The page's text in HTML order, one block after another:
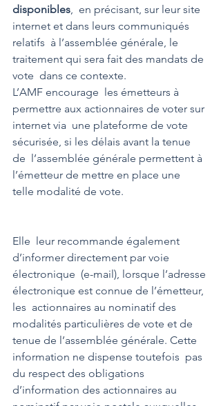
disponibles,  en précisant, sur leur site
internet et dans leurs communiqués
relatifs  à l’assemblée générale, le
traitement qui sera fait des mandats de
vote  dans ce contexte.
L’AMF encourage  les émetteurs à
permettre aux actionnaires de voter sur
internet via  une plateforme de vote
sécurisée, si les délais avant la tenue
de  l’assemblée générale permettent à
l’émetteur de mettre en place une
telle modalité de vote.
Elle  leur recommande également
d’informer directement par voie
électronique  (e-mail), lorsque l’adresse
électronique est connue de l’émetteur,
les  actionnaires au nominatif des
modalités particulières de vote et de
tenue de l’assemblée générale. Cette
information ne dispense toutefois  pas
du respect des obligations
d’information des actionnaires au